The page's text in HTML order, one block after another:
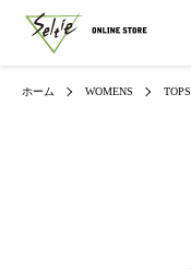
ホーム WOMENS TOPS